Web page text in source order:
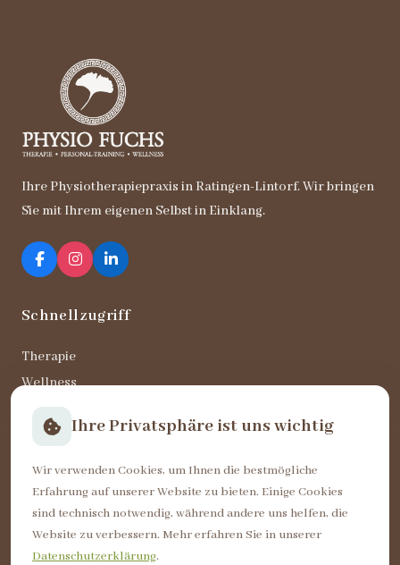
Ihre Physiotherapiepraxis in Ratingen-Lintorf. Wir bringen
Sie mit Ihrem eigenen Selbst in Einklang.
Schnellzugriff
Therapie
Wellness
KGG
Unser Team
Karriere
Öffnungszeiten
Ihre Privatsphäre ist uns wichtig
Wir verwenden Cookies, um Ihnen die bestmögliche
Erfahrung auf unserer Website zu bieten. Einige Cookies
sind technisch notwendig, während andere uns helfen, die
Website zu verbessern. Mehr erfahren Sie in unserer
Datenschutzerklärung.